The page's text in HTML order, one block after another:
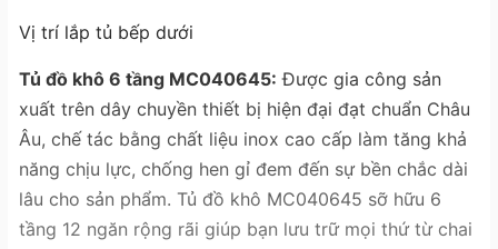
Vị trí lắp tủ bếp dưới
Tủ đồ khô 6 tầng MC040645: Được gia công sản
xuất trên dây chuyền thiết bị hiện đại đạt chuẩn Châu
Âu, chế tác bằng chất liệu inox cao cấp làm tăng khả
năng chịu lực, chống hen gỉ đem đến sự bền chắc dài
lâu cho sản phẩm. Tủ đồ khô MC040645 sỡ hữu 6
tầng 12 ngăn rộng rãi giúp bạn lưu trữ mọi thứ từ chai